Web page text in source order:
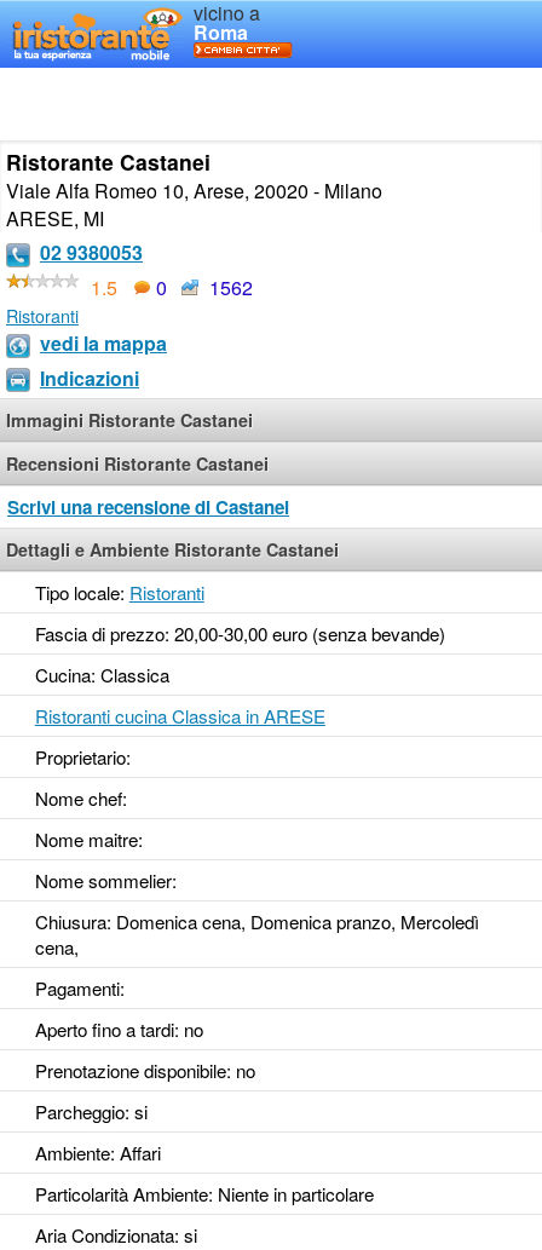
vicino a
Roma
Ristorante Castanei
Viale Alfa Romeo 10, Arese, 20020 - Milano
ARESE, MI
02 9380053
1.5
0 1562
Ristoranti
vedi la mappa
Indicazioni
Immagini Ristorante Castanei
Recensioni Ristorante Castanei
Scrivi una recensione di Castanei
Dettagli e Ambiente Ristorante Castanei
Tipo locale: Ristoranti
Fascia di prezzo: 20,00-30,00 euro (senza bevande)
Cucina: Classica
Ristoranti cucina Classica in ARESE
Proprietario:
Nome chef:
Nome maitre:
Nome sommelier:
Chiusura: Domenica cena, Domenica pranzo, Mercoledì
cena,
Pagamenti:
Aperto fino a tardi: no
Prenotazione disponibile: no
Parcheggio: si
Ambiente: Affari
Particolarità Ambiente: Niente in particolare
Aria Condizionata: si